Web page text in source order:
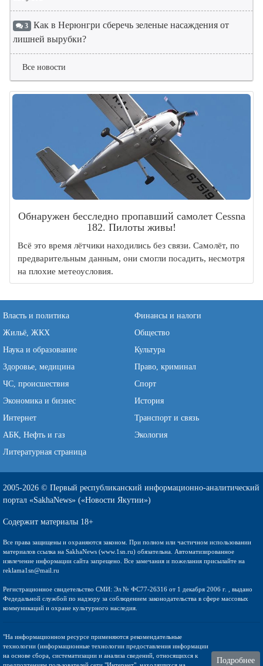
3 Как в Нерюнгри сберечь зеленые насаждения от
лишней вырубки?
Все новости
Обнаружен бесследно пропавший самолет Cessna
182. Пилоты живы!
Всё это время лётчики находились без связи. Самолёт, по
предварительным данным, они смогли посадить, несмотря
на плохие метеоусловия.
Власть и политика
Финансы и налоги
Жильё, ЖКХ
Общество
Наука и образование
Культура
Здоровье, медицина
Право, криминал
ЧС, происшествия
Спорт
Экономика и бизнес
История
Интернет
Транспорт и связь
АБК, Нефть и газ
Экология
Литературная страница
2005-2026 © Первый республиканский информационно-аналитический
портал «SakhaNews» («Новости Якутии»)
Содержит материалы 18+
Все права защищены и охраняются законом. При полном или частичном использовании
материалов ссылка на SakhaNews (www.1sn.ru) обязательна. Автоматизированное
извлечение информации сайта запрещено. Все замечания и пожелания присылайте на
reklama1sn@mail.ru
Регистрационное свидетельство СМИ: Эл № ФС77-26316 от 1 декабря 2006 г. , выдано
Федедальной службой по надзору за соблюдением законодательства в сфере массовых
коммуникаций и охране культурного наследия.
"На информационном ресурсе применяются рекомендательные
технологии (информационные технологии предоставления информации
на основе сбора, систематизации и анализа сведений, относящихся к
Подробнее